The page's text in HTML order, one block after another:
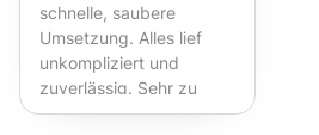
schnelle, saubere
Umsetzung. Alles lief
unkompliziert und
zuverlässig. Sehr zu
empfehlen!